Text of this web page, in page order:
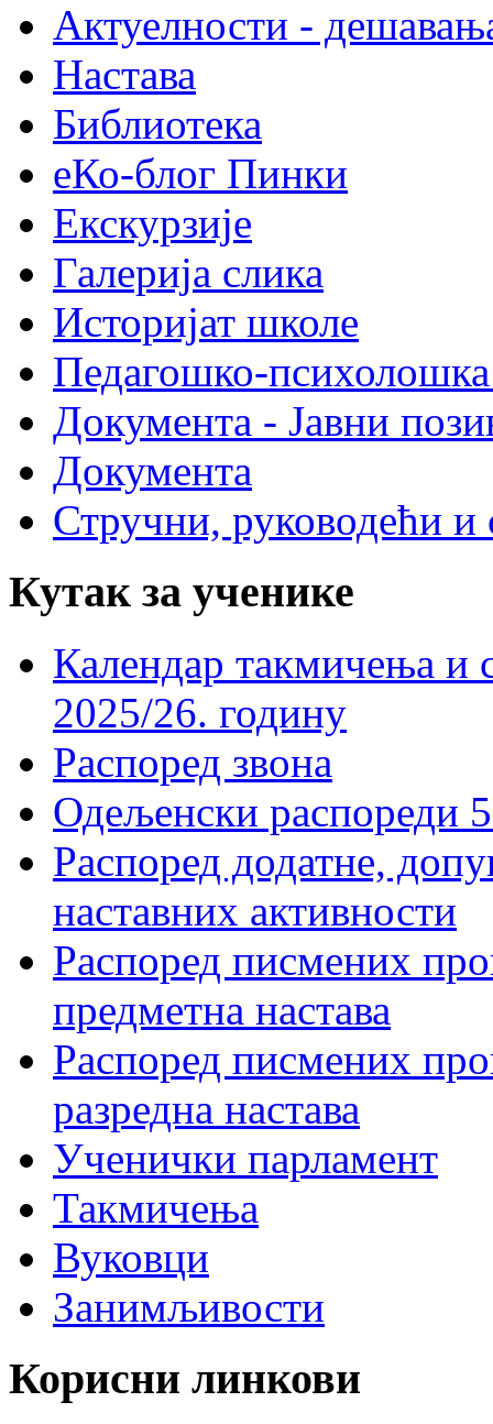
Актуелности -
Настава
Библиотека
еКо-блог Пинки
Екскурзије
Галерија слика
Историјат школе
Педагошко-психолошка
Документа - Јавни
Документа
Стручни, руководећи и
Кутак за ученике
Календар такмичења
2025/26. годину
Распоред звона
Одељенски распореди
Распоред додатне,
наставних активности
Распоред писмених
предметна настава
Распоред писмених
разредна настава
Ученички парламент
Такмичења
Вуковци
Занимљивости
Корисни линкови